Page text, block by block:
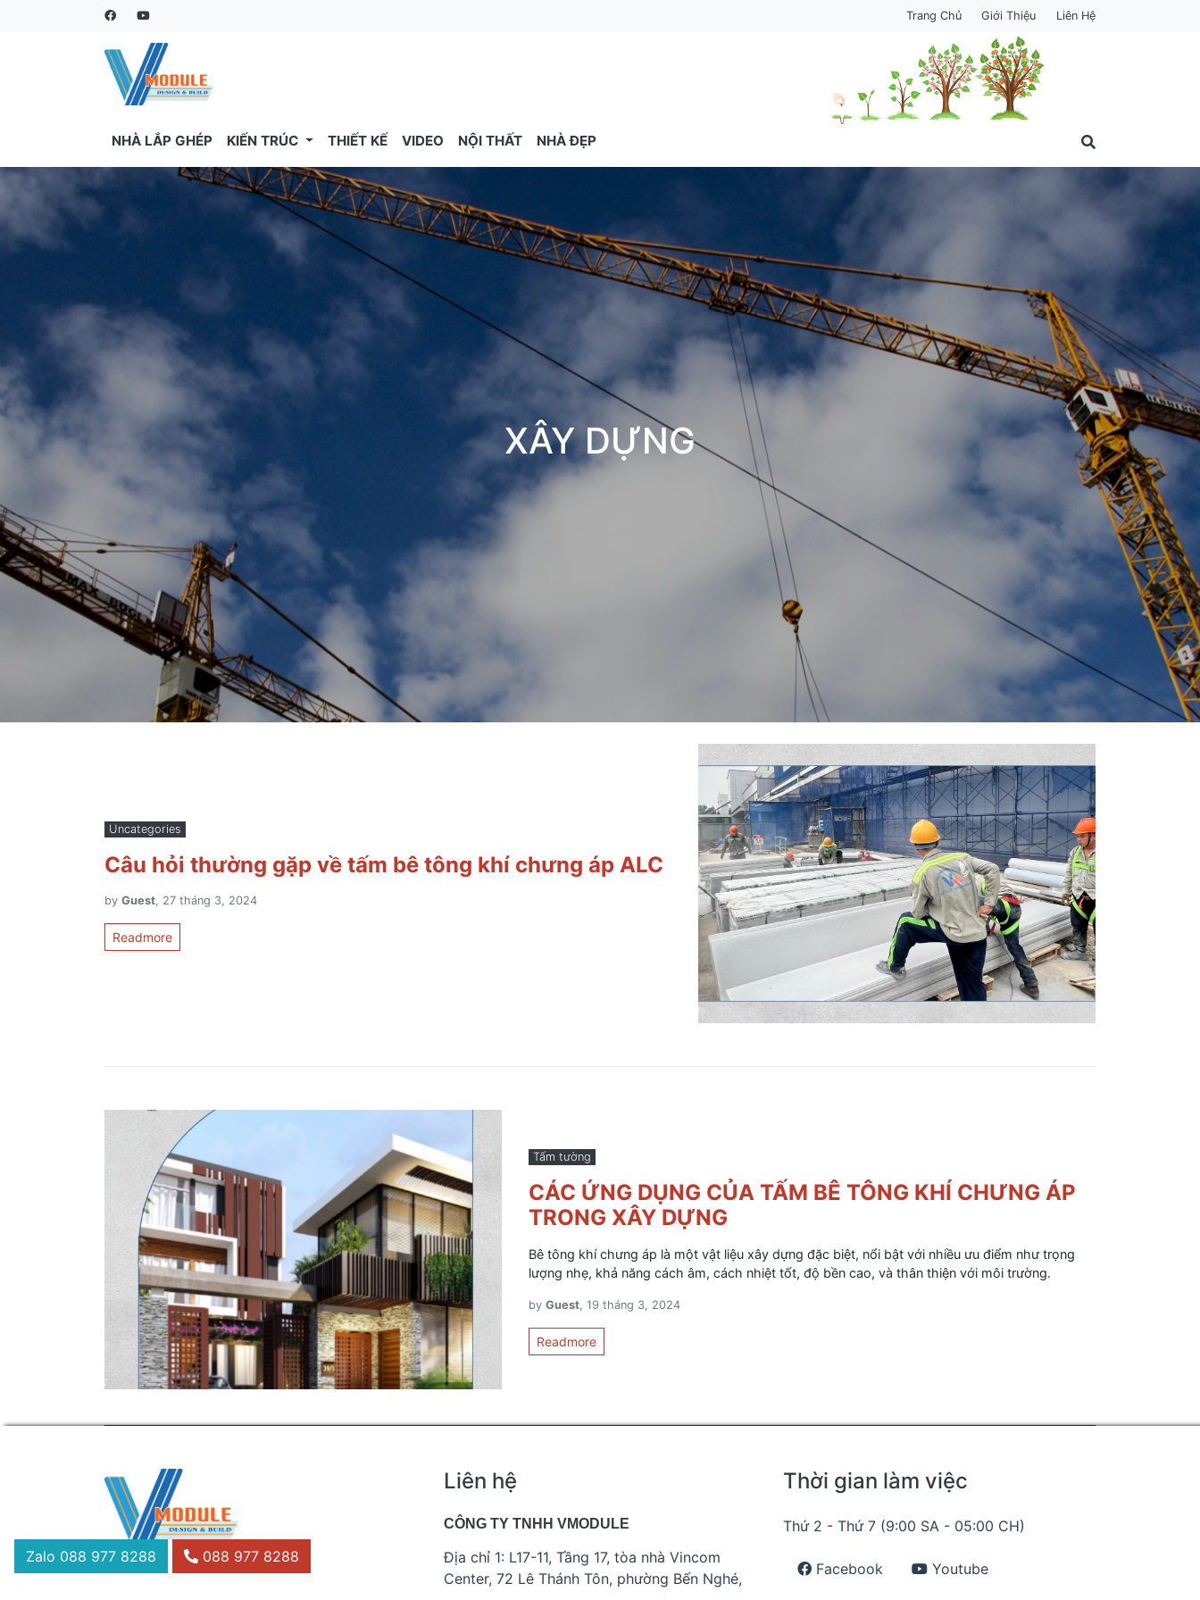
Trang Chủ Giới Thiệu Liên Hệ
NHÀ LẮP GHÉP KIẾN TRÚC THIẾT KẾ VIDEO NỘI THẤT NHÀ ĐẸP
XÂY DỰNG
Uncategories
Câu hỏi thường gặp về tấm bê tông khí chưng áp ALC
by Guest, 27 tháng 3, 2024
Readmore
Tấm tường
CÁC ỨNG DỤNG CỦA TẤM BÊ TÔNG KHÍ CHƯNG ÁP
TRONG XÂY DỰNG
Bê tông khí chưng áp là một vật liệu xây dựng đặc biệt, nổi bật với nhiều ưu điểm như trọng
lượng nhẹ, khả năng cách âm, cách nhiệt tốt, độ bền cao, và thân thiện với môi trường.
by Guest, 19 tháng 3, 2024
Readmore
Liên hệ
CÔNG TY TNHH VMODULE
Địa chỉ 1: L17-11, Tầng 17, tòa nhà Vincom
Center, 72 Lê Thánh Tôn, phường Bến Nghé,
Thời gian làm việc
Thứ 2 - Thứ 7 (9:00 SA - 05:00 CH)
Facebook Youtube
Zalo 088 977 8288 088 977 8288